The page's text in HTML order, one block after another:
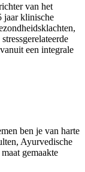
van het
jaar klinische
een integrale
ben je van harte
Ayurvedische
gemaakte